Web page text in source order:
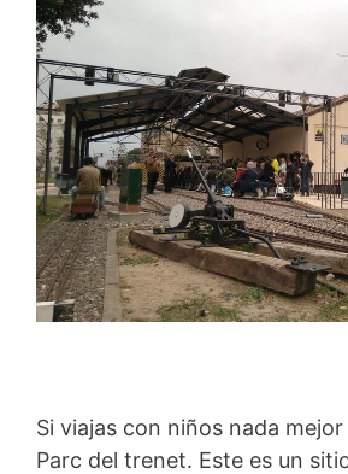
Si viajas con niños nada
Parc del trenet. Este es un